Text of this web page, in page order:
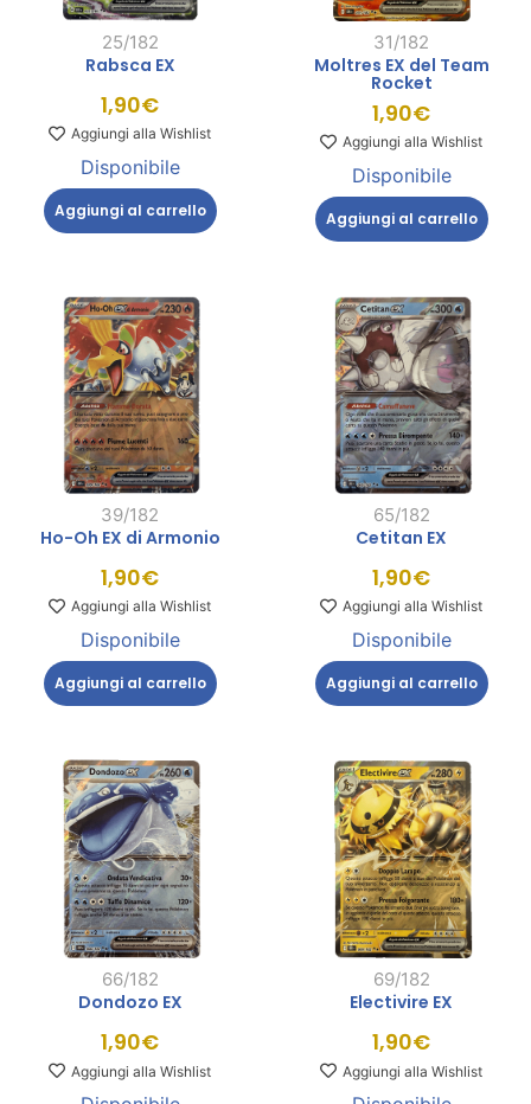
25/182
Rabsca EX
1,90€
Aggiungi alla Wishlist
Disponibile
Aggiungi al carrello
31/182
Moltres EX del Team
Rocket
1,90€
Aggiungi alla Wishlist
Disponibile
Aggiungi al carrello
39/182
Ho-Oh EX di Armonio
1,90€
Aggiungi alla Wishlist
Disponibile
Aggiungi al carrello
65/182
Cetitan EX
1,90€
Aggiungi alla Wishlist
Disponibile
Aggiungi al carrello
66/182
Dondozo EX
1,90€
Aggiungi alla Wishlist
69/182
Electivire EX
1,90€
Aggiungi alla Wishlist